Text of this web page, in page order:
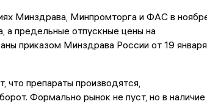
Минздрава, Минпромторга и ФАС в
а предельные отпускные цены на
приказом Минздрава России от 19 января
что препараты производятся,
Формально рынок не пуст, но в наличие